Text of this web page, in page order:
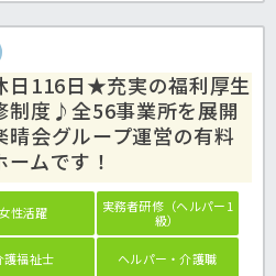
日116日★充実の福利厚生
制度♪全56事業所を展開
晴会グループ運営の有料
ームです！
女性活躍
実務者研修（ヘルパー1
級）
護福祉士 ヘルパー・介護職